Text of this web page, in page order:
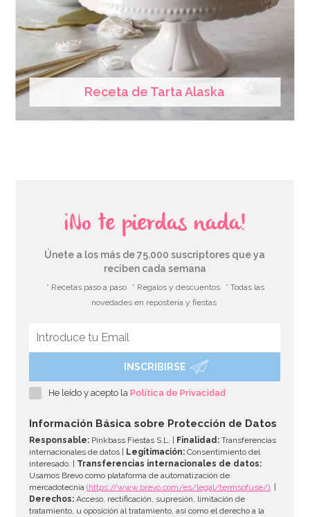
Receta de Tarta Alaska
¡No te pierdas nada!
Únete a los más de 75.000 suscriptores que ya
reciben cada semana
* Recetas paso a paso * Regalos y descuentos
* Todas las
novedades en repostería y fiestas
INSCRIBIRSE
He leído y acepto laPolítica de Privacidad
Información Básica sobre Protección de Datos
Responsable: Pinkbass Fiestas S.L. | Finalidad: Transferencias
internacionales de datos |
Legitimación: Consentimiento del
interesado. | Transferencias internacionales de datos:
Usamos Brevo como plataforma de automatización de
mercadotecnia(https://www.brevo.com/es/legal/termsofuse/). |
Derechos: Acceso, rectificación, supresión, limitación de
tratamiento, u oposición al tratamiento, así como el derecho a la